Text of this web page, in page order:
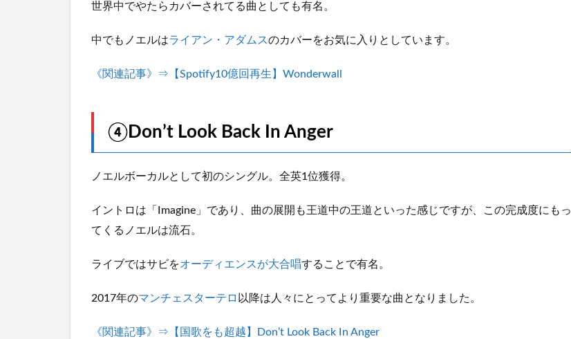
世界中でやたらカバーされてる曲としても有名。
中でもノエルはライアン・アダムスのカバーをお気に入りとしています。
《関連記事》⇒【Spotify10億回再生】Wonderwall
④Don’t Look Back In Anger
ノエルボーカルとして初のシングル。全英1位獲得。
イントロは「Imagine」であり、曲の展開も王道中の王道といった感じですが、この完成度にもっ
てくるノエルは流石。
ライブではサビをオーディエンスが大合唱することで有名。
2017年のマンチェスターテロ 以降は人々にとってより重要な曲となりました。
《関連記事》⇒【国歌をも超越】Don’t Look Back In Anger